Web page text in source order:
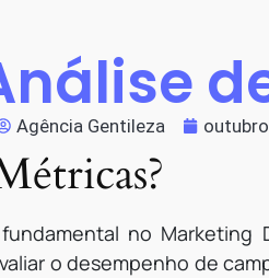
Agência Gentileza
no
o desempenho de